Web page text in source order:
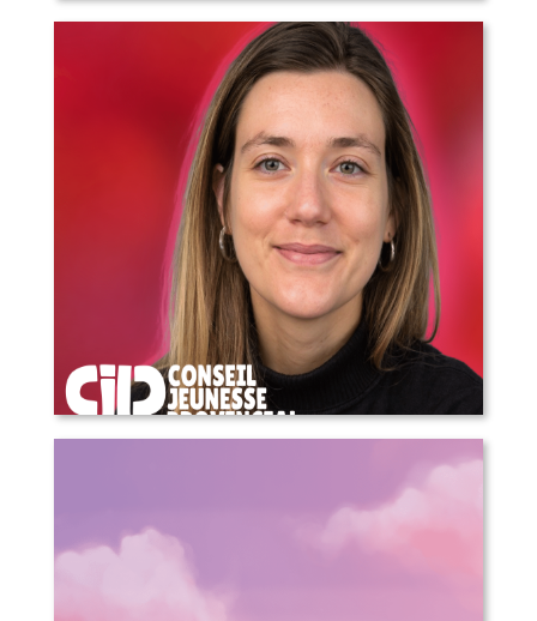
L’Escampette à Lorette – appel aux
artistes, marchands, bénévoles et